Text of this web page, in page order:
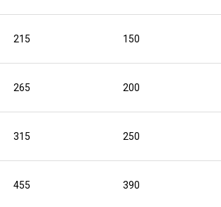
215 150
265 200
315 250
455 390